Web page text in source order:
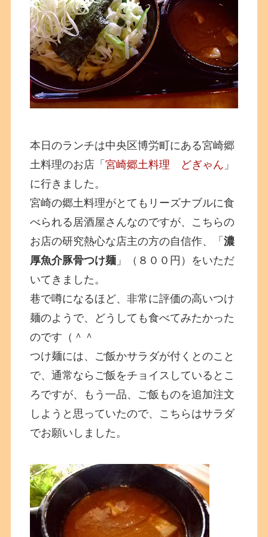
本日のランチは中央区博労町にある宮崎郷
土料理のお店「宮崎郷土料理 どぎゃん 」
に行きました。
宮崎の郷土料理がとてもリーズナブルに食
べられる居酒屋さんなのですが、こちらの
お店の研究熱心な店主の方の自信作、「濃
厚魚介豚骨つけ麺 」（８００円）をいただ
いてきました。
巷で噂になるほど、非常に評価の高いつけ
麺のようで、どうしても食べてみたかった
のです（＾＾
つけ麺には、ご飯かサラダが付くとのこと
で、通常ならご飯をチョイスしているとこ
ろですが、もう一品、ご飯ものを追加注文
しようと思っていたので、こちらはサラダ
でお願いしました。